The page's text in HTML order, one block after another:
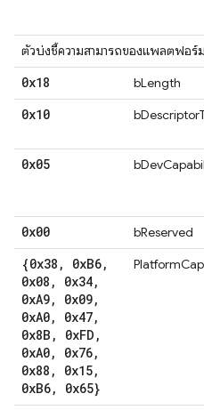
ตัวบ่งชี้ความสามารถของแพลตฟอร์
0x18 bLength
0x10
0x05
0x00 bReserved
{0x38 , 0xB6,
0x08 , 0x34,
0xA9, 0x09,
0xA0, 0x47,
0x8B , 0xFD ,
0xA0, 0x76,
0x88 , 0x15,
0xB6, 0x65}